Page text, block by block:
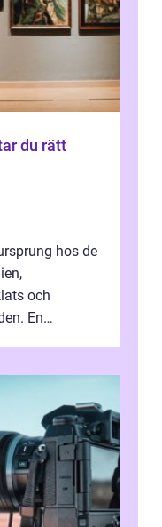
du rätt
hos de
och
En